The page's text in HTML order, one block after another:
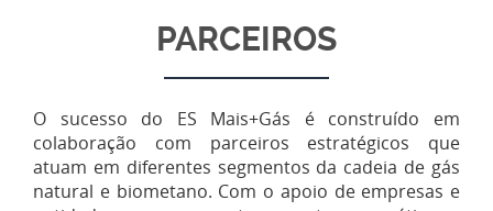
PARCEIROS
O sucesso do ES Mais+Gás é construído em
colaboração com parceiros estratégicos que
atuam em diferentes segmentos da cadeia de gás
natural e biometano. Com o apoio de empresas e